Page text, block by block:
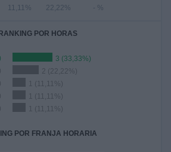
11,11% 22,22% - %
RANKING POR HORAS
3 (33,33%)
2 (22,22%)
1 (11,11%)
1 (11,11%)
1 (11,11%)
POR FRANJA HORARIA